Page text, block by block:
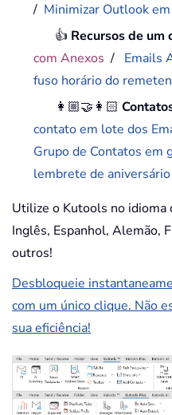
/ Minimizar Outlook
👍 Recursos de um
com Anexos / Emails
fuso horário do
👩🏼‍🤝‍👩🏻
contato em lote dos
Grupo de Contatos em
lembrete de aniversário
Utilize o Kutools no
Inglês, Espanhol, Alemão,
outros!
Desbloqueie
com um único clique. Não
sua eficiência!